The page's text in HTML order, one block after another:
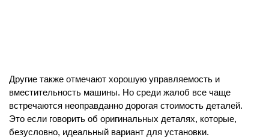
Другие также отмечают хорошую управляемость и
вместительность машины. Но среди жалоб все чаще
встречаются неоправданно дорогая стоимость деталей.
Это если говорить об оригинальных деталях, которые,
безусловно, идеальный вариант для установки.